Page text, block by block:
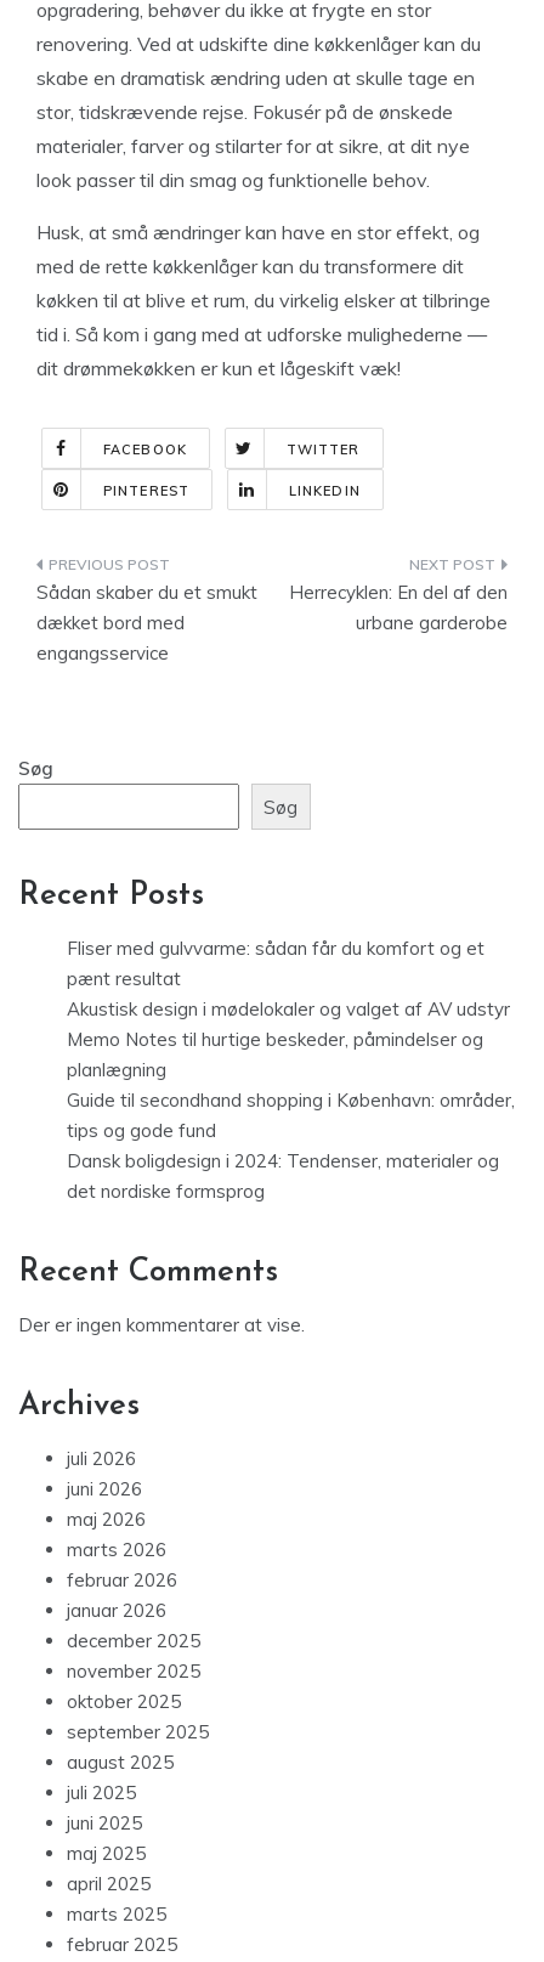
opgradering, behøver du ikke at frygte en stor
renovering. Ved at udskifte dine køkkenlåger kan du
skabe en dramatisk ændring uden at skulle tage en
stor, tidskrævende rejse. Fokusér på de ønskede
materialer, farver og stilarter for at sikre, at dit nye
look passer til din smag og funktionelle behov.
Husk, at små ændringer kan have en stor effekt, og
med de rette køkkenlåger kan du transformere dit
køkken til at blive et rum, du virkelig elsker at tilbringe
tid i. Så kom i gang med at udforske mulighederne —
dit drømmekøkken er kun et lågeskift væk!
FACEBOOK TWITTER
PINTEREST LINKEDIN
Indlægsnavigation
Sådan skaber du et smukt
dækket bord med
engangsservice
Herrecyklen: En del af den
urbane garderobe
Søg
Søg
Recent Posts
Fliser med gulvvarme: sådan får du komfort og et
pænt resultat
Akustisk design i mødelokaler og valget af AV udstyr
Memo Notes til hurtige beskeder, påmindelser og
planlægning
Guide til secondhand shopping i København: områder,
tips og gode fund
Dansk boligdesign i 2024: Tendenser, materialer og
det nordiske formsprog
Recent Comments
Der er ingen kommentarer at vise.
Archives
juli 2026
juni 2026
maj 2026
marts 2026
februar 2026
januar 2026
december 2025
november 2025
oktober 2025
september 2025
august 2025
juli 2025
juni 2025
maj 2025
april 2025
marts 2025
februar 2025